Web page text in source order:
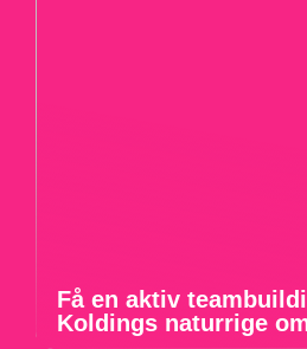
Få en aktiv
Koldings naturrige